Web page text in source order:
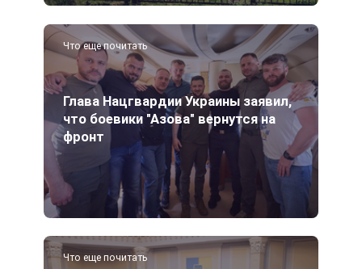
Что еще почитать
Глава Нацгвардии Украины заявил,
что боевики "Азова" вернутся на
фронт
Что еще почитать